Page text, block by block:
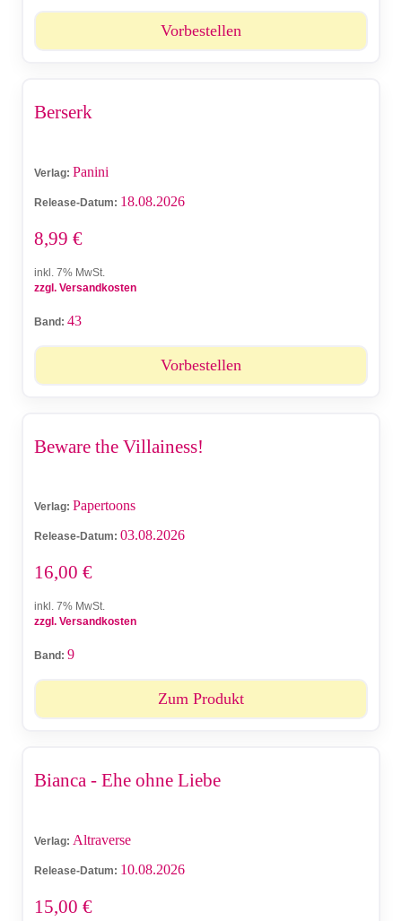
Vorbestellen
Berserk
Verlag: Panini
Release-Datum: 18.08.2026
8,99 €
inkl. 7% MwSt.
zzgl. Versandkosten
Band: 43
Vorbestellen
Beware the Villainess!
Verlag: Papertoons
Release-Datum: 03.08.2026
16,00 €
inkl. 7% MwSt.
zzgl. Versandkosten
Band: 9
Zum Produkt
Bianca - Ehe ohne Liebe
Verlag: Altraverse
Release-Datum: 10.08.2026
15,00 €